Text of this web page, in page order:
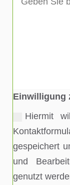
Einwilligung
Hiermit
gespeichert
und
genutzt